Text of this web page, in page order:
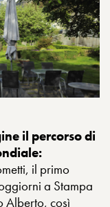
il percorso di
il primo
a Stampa
Alberto, così